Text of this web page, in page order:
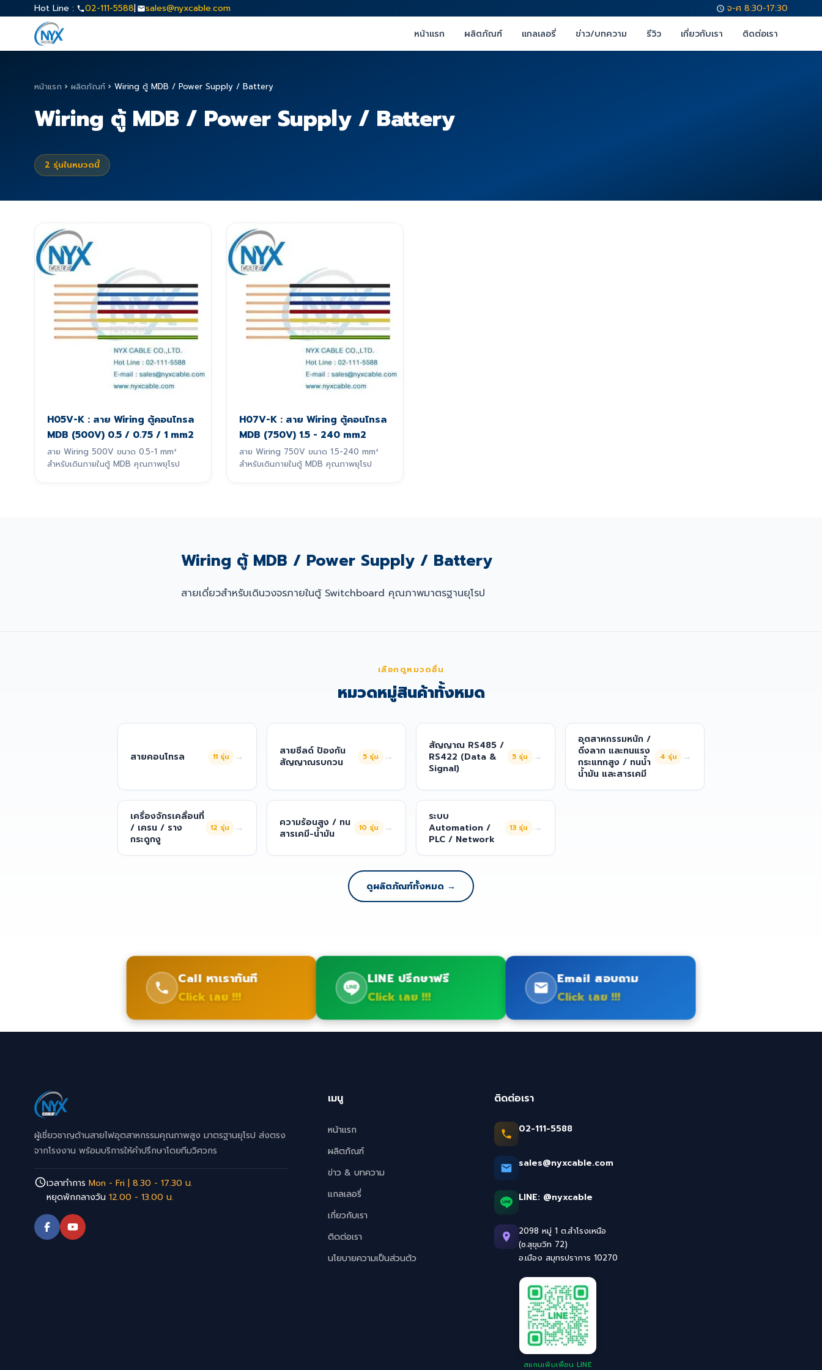
Hot Line : 02-111-5588| sales@nyxcable.com
จ-ศ 8:30-17:30
หน้าแรก
ผลิตภัณฑ์ แกลเลอรี่ ข่าว/บทความ รีวิว เกี่ยวกับเรา ติดต่อเรา
หน้าแรก › ผลิตภัณฑ์ › Wiring ตู้ MDB / Power Supply / Battery
Wiring ตู้ MDB / Power Supply / Battery
2 รุ่นในหมวดนี้
H05V-K : สาย Wiring ตู้คอนโทรล
MDB (500V) 0.5 / 0.75 / 1 mm2
สาย Wiring 500V ขนาด 0.5-1 mm²
สำหรับเดินภายในตู้ MDB คุณภาพยุโรป
H07V-K : สาย Wiring ตู้คอนโทรล
MDB (750V) 1.5 - 240 mm2
สาย Wiring 750V ขนาด 1.5-240 mm²
สำหรับเดินภายในตู้ MDB คุณภาพยุโรป
Wiring ตู้ MDB / Power Supply / Battery
สายเดี่ยวสำหรับเดินวงจรภายในตู้ Switchboard คุณภาพมาตรฐานยุโรป
เลือกดูหมวดอื่น
หมวดหมู่สินค้าทั้งหมด
สายคอนโทรล 11 รุ่น →
สายชีลด์ ป้องกัน
สัญญาณรบกวน
5 รุ่น →
สัญญาณ RS485 /
RS422 (Data &
Signal)
5 รุ่น →
อุตสาหกรรมหนัก /
ดึงลาก และทนแรง
กระแทกสูง / ทนน้ำ
น้ำมัน และสารเคมี
4 รุ่น →
เครื่องจักรเคลื่อนที่
/ เครน / ราง
กระดูกงู
12 รุ่น →
ความร้อนสูง / ทน
สารเคมี-น้ำมัน
10 รุ่น →
ระบบ
Automation /
PLC / Network
13 รุ่น →
ดูผลิตภัณฑ์ทั้งหมด →
Call หาเราทันที
Click เลย !!!
LINE ปรึกษาฟรี
Click เลย !!!
Email สอบถาม
Click เลย !!!
ผู้เชี่ยวชาญด้านสายไฟอุตสาหกรรมคุณภาพสูง มาตรฐานยุโรป ส่งตรง
จากโรงงาน พร้อมบริการให้คำปรึกษาโดยทีมวิศวกร
เวลาทำการ Mon - Fri | 8.30 - 17.30 น.
หยุดพักกลางวัน 12.00 - 13.00 น.
เมนู
หน้าแรก
ผลิตภัณฑ์
ข่าว & บทความ
แกลเลอรี่
เกี่ยวกับเรา
ติดต่อเรา
นโยบายความเป็นส่วนตัว
ติดต่อเรา
02-111-5588
sales@nyxcable.com
LINE: @nyxcable
2098 หมู่ 1 ต.สำโรงเหนือ
(ซ.สุขุมวิท 72)
อ.เมือง สมุทรปราการ 10270
สแกนเพิ่มเพื่อน LINE